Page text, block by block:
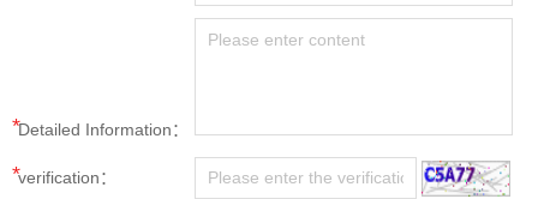
*Detailed Information：
*verification：